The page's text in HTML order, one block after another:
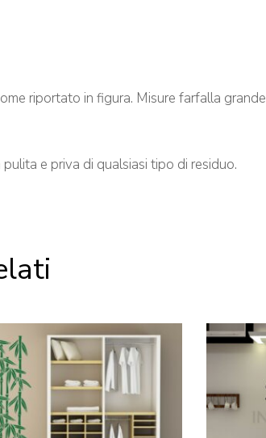
riportato in figura. Misure farfalla
e priva di qualsiasi tipo di residuo.